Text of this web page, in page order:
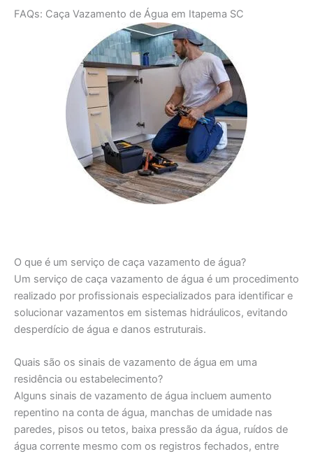
FAQs: Caça Vazamento de Água em Itapema SC
O que é um serviço de caça vazamento de água?
Um serviço de caça vazamento de água é um procedimento
realizado por profissionais especializados para identificar e
solucionar vazamentos em sistemas hidráulicos, evitando
desperdício de água e danos estruturais.
Quais são os sinais de vazamento de água em uma
residência ou estabelecimento?
Alguns sinais de vazamento de água incluem aumento
repentino na conta de água, manchas de umidade nas
paredes, pisos ou tetos, baixa pressão da água, ruídos de
água corrente mesmo com os registros fechados, entre